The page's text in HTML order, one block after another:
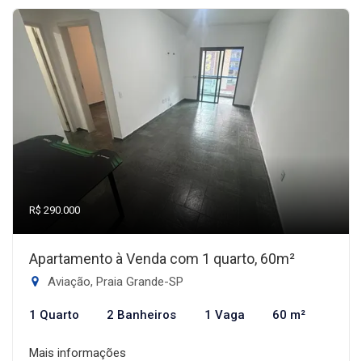
R$ 290.000
Apartamento à Venda com 1 quarto, 60m²
Aviação, Praia Grande-SP
1 Quarto 2 Banheiros 1 Vaga 60 m²
Mais informações